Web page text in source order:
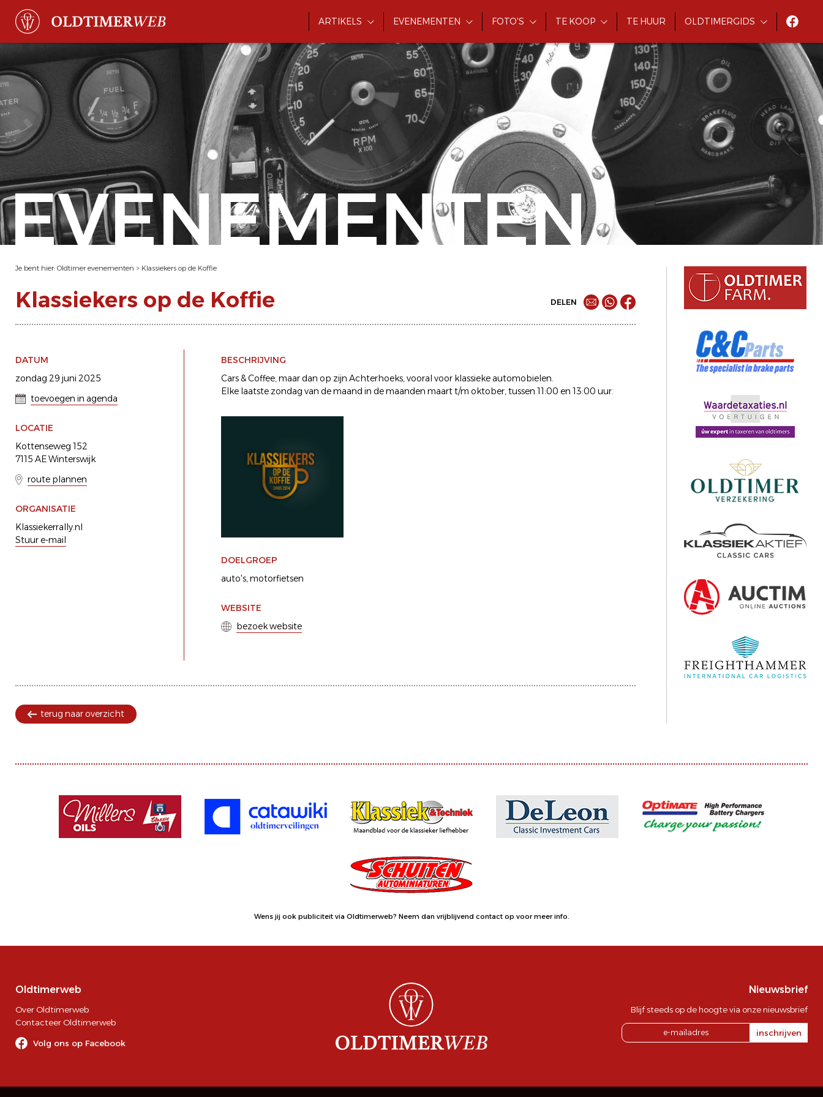
ARTIKELS EVENEMENTEN FOTO'S TE KOOP TE HUUR OLDTIMERGIDS
EVENEMENTEN
Je bent hier: Oldtimer evenementen > Klassiekers op de Koffie
Klassiekers op de Koffie DELEN
DATUM
zondag 29 juni 2025
toevoegen in agenda
LOCATIE
Kottenseweg 152
7115 AE Winterswijk
route plannen
ORGANISATIE
Klassiekerrally.nl
Stuur e-mail
BESCHRIJVING
Cars & Coffee, maar dan op zijn Achterhoeks, vooral voor klassieke automobielen.
Elke laatste zondag van de maand in de maanden maart t/m oktober, tussen 11:00 en 13:00 uur.
DOELGROEP
auto's motorfietsen
WEBSITE
bezoek website
terug naar overzicht
Wens jij ook publiciteit via Oldtimerweb? Neem dan vrijblijvend contact op voor meer info.
Oldtimerweb
Over Oldtimerweb
Contacteer Oldtimerweb
Volg ons op Facebook
Nieuwsbrief
Blijf steeds op de hoogte via onze nieuwsbrief
inschrijven